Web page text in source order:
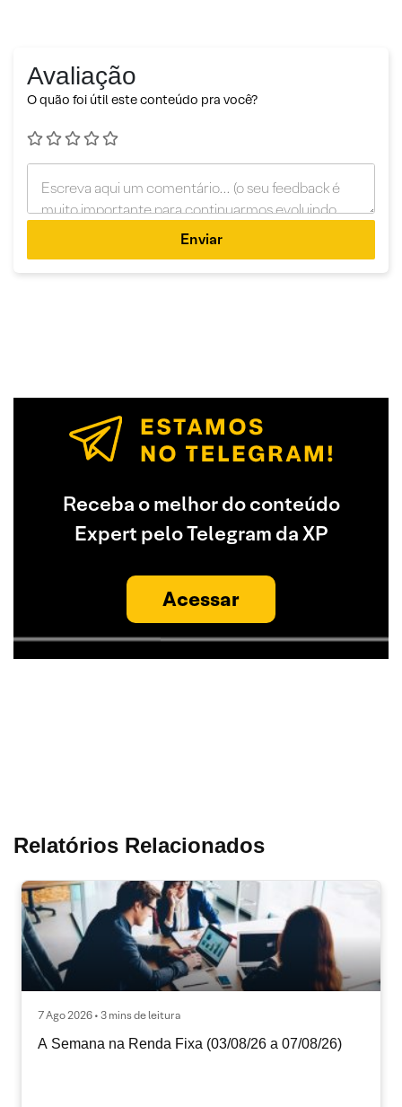
Avaliação
O quão foi útil este conteúdo pra você?
Enviar
Receba o melhor do conteúdo
Expert pelo Telegram da XP
Acessar
Relatórios Relacionados
7 Ago 2026 • 3 mins de leitura
A Semana na Renda Fixa (03/08/26 a 07/08/26)